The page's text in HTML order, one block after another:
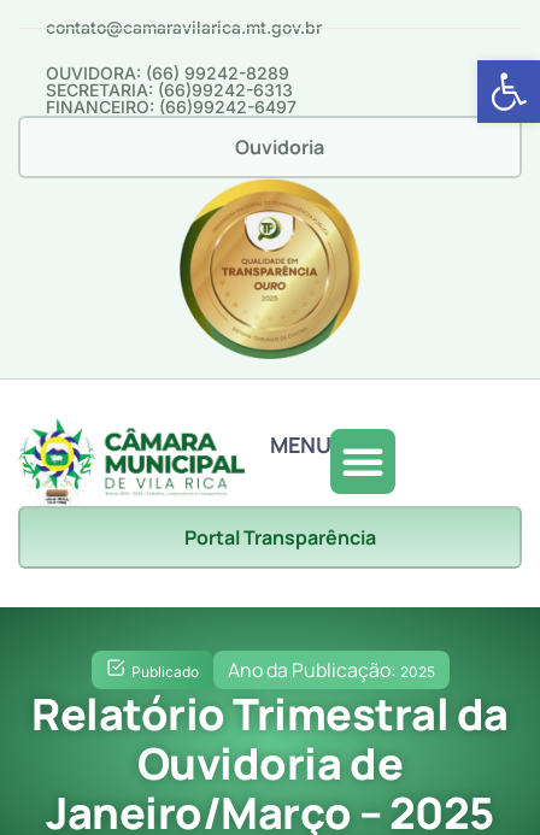
Abrir
contato@camaravilarica.mt.gov.br
OUVIDORA: (66) 99242-8289
SECRETARIA: (66)99242-6313
FINANCEIRO: (66)99242-6497
Ouvidoria
MENU
Portal Transparência
Publicado Ano da Publicação: 2025
Relatório Trimestral da
Ouvidoria de
Janeiro/Março – 2025